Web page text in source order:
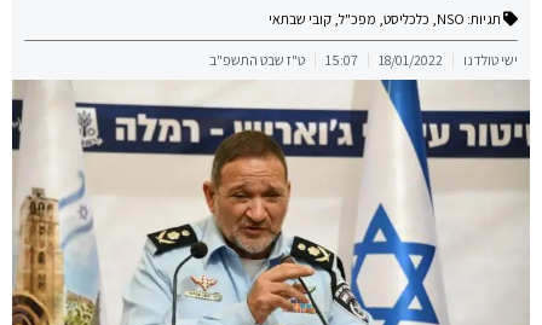
תגיות: NSO
, כלכליסט, מפכ"ל, קובי שבתאי
ישי טולדנו 18/01/2022
15:07 ט"ז שבט התשפ"ב